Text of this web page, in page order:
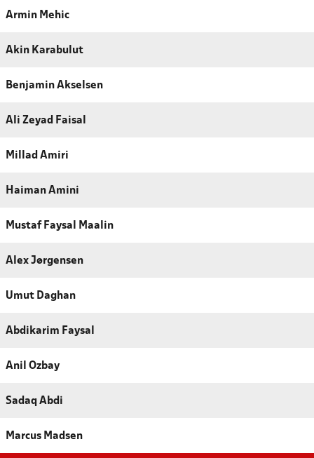
Armin Mehic
Akin Karabulut
Benjamin Akselsen
Ali Zeyad Faisal
Millad Amiri
Haiman Amini
Mustaf Faysal Maalin
Alex Jørgensen
Umut Daghan
Abdikarim Faysal
Anil Ozbay
Sadaq Abdi
Marcus Madsen